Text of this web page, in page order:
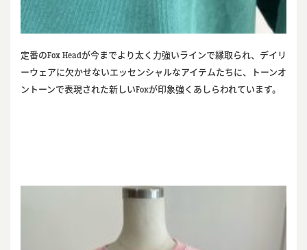
定番のFox Headが今までより太く力強いラインで縁取られ、デイリ
ーウェアに欠かせないエッセンシャルなアイテムたちに、トーンオ
ントーンで表現された新しいFoxが印象強くあしらわれています。